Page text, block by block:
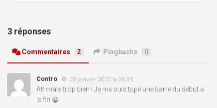
3 réponses
Commentaires 2 Pingbacks 0
Contro 28 janvier 2020 à 08:39
Ah mais trop bien ! Je me suis tapé une barre du début a
la fin 😀